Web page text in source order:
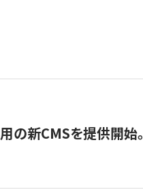
の新CMSを提供開始。